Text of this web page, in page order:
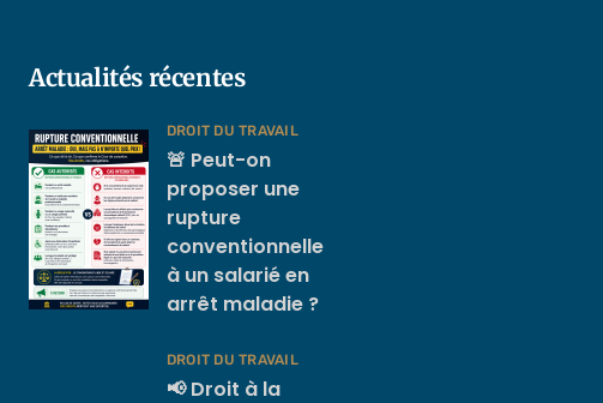
Actualités récentes
DROIT DU TRAVAIL
🚨 Peut-on
proposer une
rupture
conventionnelle
à un salarié en
arrêt maladie ?
DROIT DU TRAVAIL
📢 Droit à la